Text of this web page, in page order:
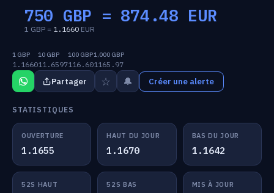
750 GBP = 874.48 EUR
1 GBP = 1.1660 EUR
1 GBP
1.1660
10 GBP
11.6597
100 GBP
116.60
1,000 GBP
1165.97
Partager ☆ 🔔 Créer une alerte
STATISTIQUES
OUVERTURE
1.1655
HAUT DU JOUR
1.1670
BAS DU JOUR
1.1642
52S HAUT 52S BAS MIS À JOUR